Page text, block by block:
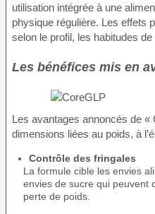
utilisation intégrée à une
physique régulière. Les effets
selon le profil, les habitudes
Les bénéfices mis en
Les avantages annoncés de
dimensions liées au poids, à
Contrôle des fringales
La formule cible les envies
envies de sucre qui peuvent
perte de poids.